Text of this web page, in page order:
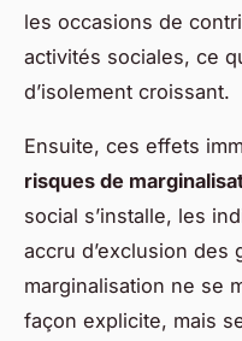
les occasions de
activités sociales, ce
d’isolement croissant.
Ensuite, ces effets
risques de
social s’installe, les
accru d’exclusion des
marginalisation ne se
façon explicite, mais